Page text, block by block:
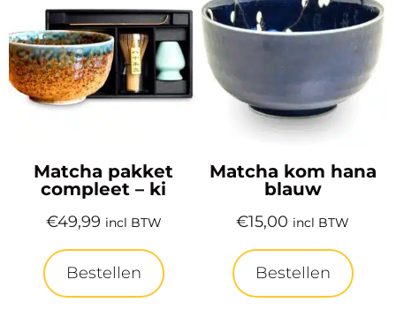
Matcha pakket
compleet – ki
€49,99 incl BTW
Bestellen
Matcha kom hana
blauw
€15,00 incl BTW
Bestellen